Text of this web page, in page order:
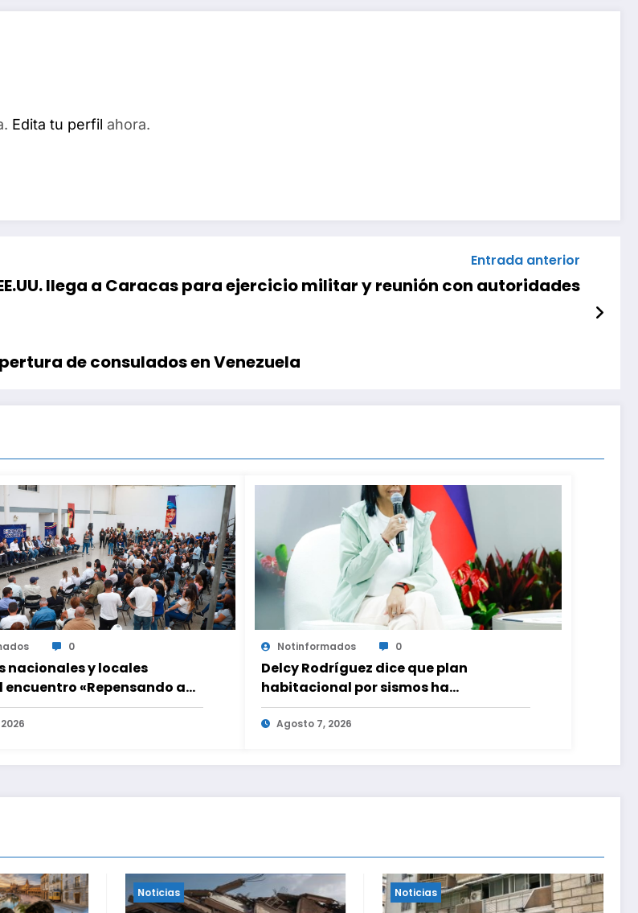
Edita tu perfil ahora.
Entrada anterior
llega a Caracas para ejercicio militar y reunión con autoridades
de consulados en Venezuela
0
nacionales y locales
«Repensando a
para impulsar propuestas
Notinformados 0
Delcy Rodríguez dice que plan
habitacional por sismos ha
beneficiado a unas 2.000 personas en
una semana
Agosto 7, 2026
Noticias Noticias